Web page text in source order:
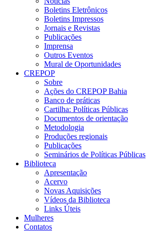
Boletins Eletrônicos
Boletins Impressos
Jornais e Revistas
Publicações
Imprensa
Outros Eventos
Mural de Oportunidades
CREPOP
Sobre
Ações do CREPOP Bahia
Banco de práticas
Cartilha: Políticas Públicas
Documentos de orientação
Metodologia
Produções regionais
Publicações
Seminários de Políticas Públicas
Biblioteca
Apresentação
Acervo
Novas Aquisições
Vídeos da Biblioteca
Links Úteis
Mulheres
Contatos